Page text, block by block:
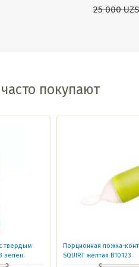
25 000
покупают
твердым
Порционная ложка-
SQUIRT желтая B10123